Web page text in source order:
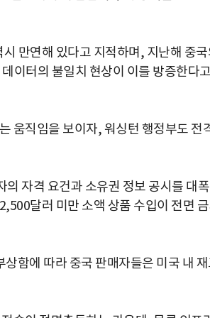
만연해 있다고 지적하며, 지난해 중국
이터의 불일치 현상이 이를 방증한다고
움직임을 보이자, 워싱턴 행정부도 전
자격 요건과 소유권 정보 공시를 대폭
달러 미만 소액 상품 수입이 전면 금
함에 따라 중국 판매자들은 미국 내